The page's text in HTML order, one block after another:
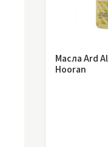
Масла Ard
Hooran